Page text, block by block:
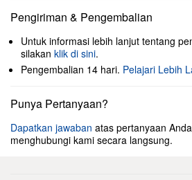
Pengiriman & Pengembalian
Untuk informasi lebih lanjut tentang
silakan klik di sini.
Pengembalian 14 hari. Pelajari Lebih
Punya Pertanyaan?
Dapatkan jawaban atas pertanyaan
menghubungi kami secara langsung.